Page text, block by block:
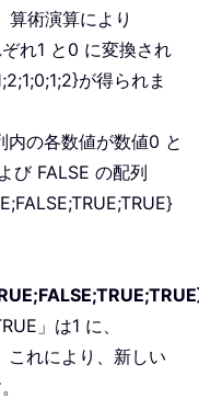
算術演算により
れ1 と0 に変換され
が得られま
内の各数値が数値0 と
び FALSE の配列
」は1 に、
これにより、新しい